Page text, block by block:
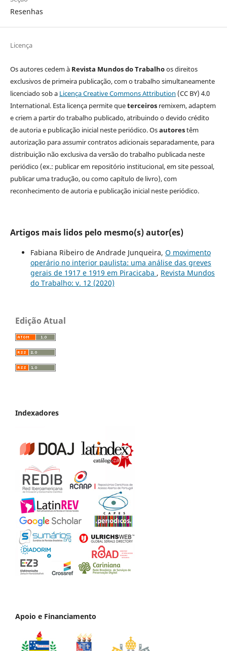
Resenhas
Licença
Os autores cedem à Revista Mundos do Trabalhoos direitos
exclusivos de primeira publicação, com o trabalho simultaneamente
licenciado sob a Licença Creative Commons Attribution (CC BY) 4.0
International. Esta licença permite queterceirosremixem, adaptem
e criem a partir do trabalho publicado, atribuindo o devido crédito
de autoria e publicação inicial neste periódico. Osautorestêm
autorização para assumir contratos adicionais separadamente, para
distribuição não exclusiva da versão do trabalho publicada neste
periódico (ex.: publicar em repositório institucional, em site pessoal,
publicar uma tradução, ou como capítulo de livro), com
reconhecimento de autoria e publicação inicial neste periódico.
Artigos mais lidos pelo mesmo(s) autor(es)
Fabiana Ribeiro de Andrade Junqueira, O movimento
operário no interior paulista: uma análise das greves
gerais de 1917 e 1919 em Piracicaba , Revista Mundos
do Trabalho: v. 12 (2020)
Edição Atual
Indexadores
Apoio e Financiamento